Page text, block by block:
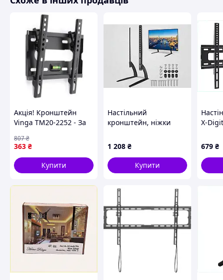
Нахил 5° для кращого спрямування звуку
Антивібраційні силіконові накладки
Нековзка конструкція для стабільності
Міцна сталева конструкція
Витримують до 15 кг кожна
Економія місця завдяки С-подібному дизайну
Підходять для студійних моніторів та комп’ютерних
Сучасний чорний дизайн
Характеристики:
Тип: настільні стійки для колонок
Бренд: Suptek
Модель: SDM002
Кількість у комплекті: 2 шт
Максимальне навантаження: до 15 кг на одну стійку
Максимальна висота: 13,2 см
Конструкція: С-подібна
Антивібраційні накладки: так
Нековзкі елементи: так
Комплектація:
Стійки для колонок Suptek SDM002 — 2 шт
Антивібраційні накладки
Монтажний комплект
Акція! Кронштейн
Vinga TM20-2252 - За
363 ₴
807₴
Купити
Настільний
кронштейн, ніжки
телевізора D702
32"-75"
1 208 ₴
Купити
X-
679 ₴